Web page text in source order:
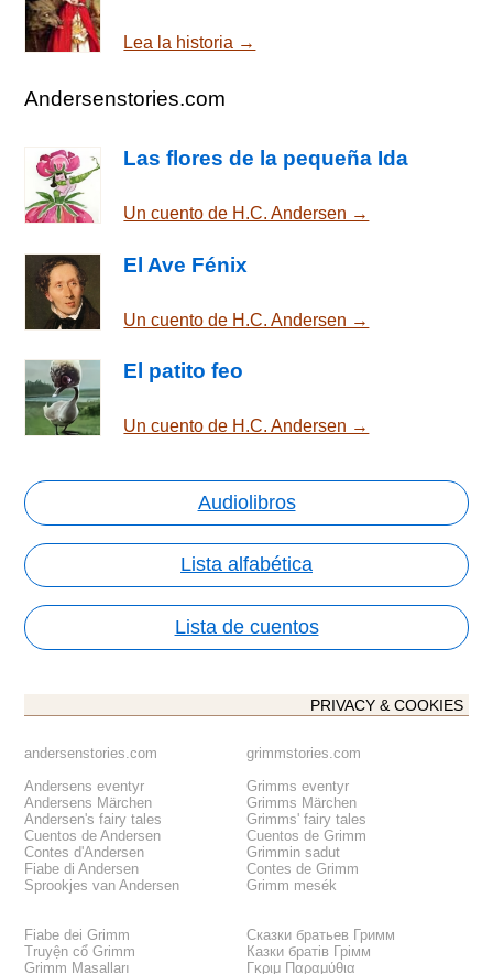
Lea la historia →
Andersenstories.com
Las flores de la pequeña Ida
Un cuento de H.C. Andersen →
El Ave Fénix
Un cuento de H.C. Andersen →
El patito feo
Un cuento de H.C. Andersen →
Audiolibros
Lista alfabética
Lista de cuentos
PRIVACY & COOKIES
andersenstories.com
Andersens eventyr
Andersens Märchen
Andersen's fairy tales
Cuentos de Andersen
Contes d'Andersen
Fiabe di Andersen
Sprookjes van Andersen
grimmstories.com
Grimms eventyr
Grimms Märchen
Grimms' fairy tales
Cuentos de Grimm
Grimmin sadut
Contes de Grimm
Grimm mesék
Fiabe dei Grimm
Truyện cổ Grimm
Grimm Masalları
Сказки братьев Гримм
Казки братів Грімм
Γκριμ Παραμύθια